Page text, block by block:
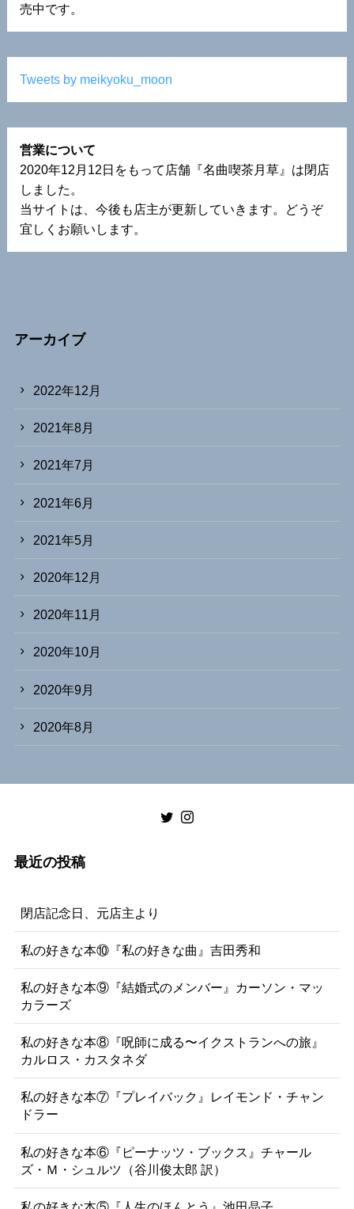
売中です。
Tweets by meikyoku_moon
営業について
2020年12月12日をもって店舗『名曲喫茶月草』は閉店
しました。
当サイトは、今後も店主が更新していきます。どうぞ
宜しくお願いします。
アーカイブ
2022年12月
2021年8月
2021年7月
2021年6月
2021年5月
2020年12月
2020年11月
2020年10月
2020年9月
2020年8月
最近の投稿
閉店記念日、元店主より
私の好きな本⑩『私の好きな曲』吉田秀和
私の好きな本⑨『結婚式のメンバー』カーソン・マッ
カラーズ
私の好きな本⑧『呪師に成る〜イクストランへの旅』
カルロス・カスタネダ
私の好きな本⑦『プレイバック』レイモンド・チャン
ドラー
私の好きな本⑥『ピーナッツ・ブックス』チャール
ズ・Ｍ・シュルツ（谷川俊太郎 訳）